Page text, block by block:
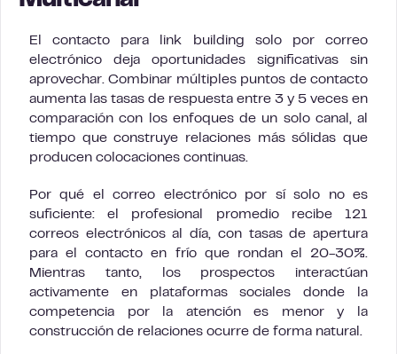
El contacto para link building solo por correo
electrónico deja oportunidades significativas sin
aprovechar. Combinar múltiples puntos de contacto
aumenta las tasas de respuesta entre 3 y 5 veces en
comparación con los enfoques de un solo canal, al
tiempo que construye relaciones más sólidas que
producen colocaciones continuas.
Por qué el correo electrónico por sí solo no es
suficiente: el profesional promedio recibe 121
correos electrónicos al día, con tasas de apertura
para el contacto en frío que rondan el 20-30%.
Mientras tanto, los prospectos interactúan
activamente en plataformas sociales donde la
competencia por la atención es menor y la
construcción de relaciones ocurre de forma natural.